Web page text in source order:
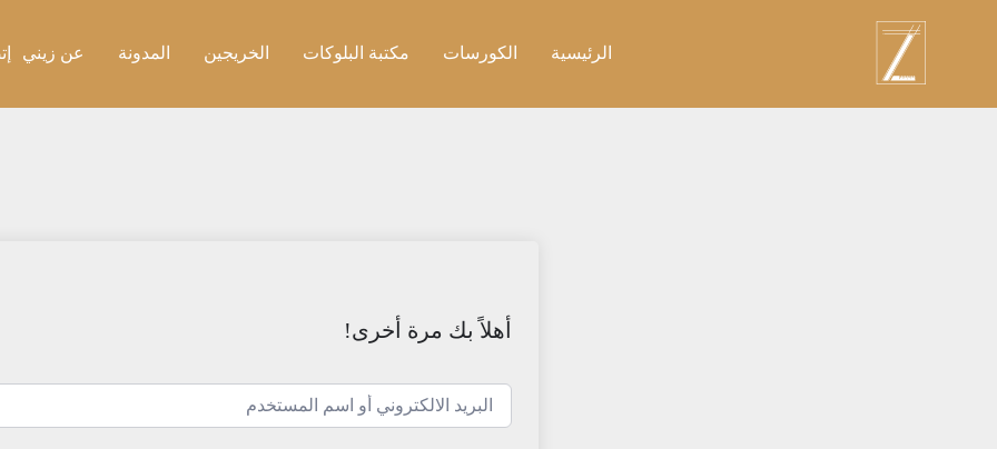
الرئيسية الكورسات مكتبة البلوكات الخريجين المدونة عن زيني
أهلاً بك مرة أخرى!